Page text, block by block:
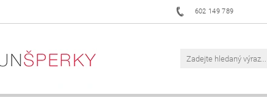
602 149 789